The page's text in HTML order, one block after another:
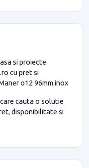
si proiecte
cu pret si
o12 96mm inox
cauta o solutie
disponibilitate si